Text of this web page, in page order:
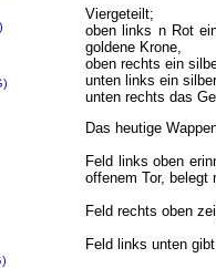
Viergeteilt;
oben links n Rot
goldene Krone,
oben rechts ein
unten links ein
unten rechts das
Das heutige
Feld links oben
offenem Tor, belegt
Feld rechts oben
Feld links unten